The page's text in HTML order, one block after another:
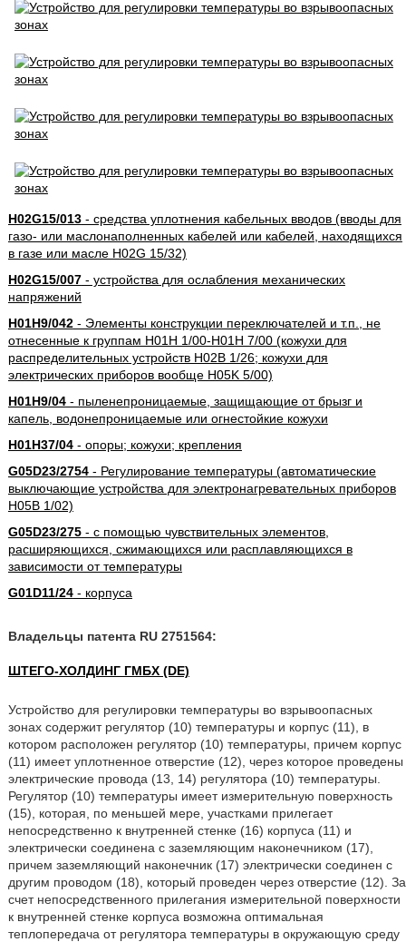
H02G15/013- средства уплотнения кабельных вводов (вводы для
газо- или маслонаполненных кабелей или кабелей, находящихся
в газе или масле H02G 15/32)
H02G15/007- устройства для ослабления механических
напряжений
H01H9/042- Элементы конструкции переключателей и т.п., не
отнесенные к группам H01H 1/00-H01H 7/00 (кожухи для
распределительных устройств H02B 1/26; кожухи для
электрических приборов вообще H05K 5/00)
H01H9/04- пыленепроницаемые, защищающие от брызг и
капель, водонепроницаемые или огнестойкие кожухи
H01H37/04- опоры; кожухи; крепления
G05D23/2754- Регулирование температуры (автоматические
выключающие устройства для электронагревательных приборов
H05B 1/02)
G05D23/275- с помощью чувствительных элементов,
расширяющихся, сжимающихся или расплавляющихся в
зависимости от температуры
G01D11/24- корпуса
Владельцы патента RU 2751564:
ШТЕГО-ХОЛДИНГ ГМБХ (DE)
Устройство для регулировки температуры во взрывоопасных
зонах содержит регулятор (10) температуры и корпус (11), в
котором расположен регулятор (10) температуры, причем корпус
(11) имеет уплотненное отверстие (12), через которое проведены
электрические провода (13, 14) регулятора (10) температуры.
Регулятор (10) температуры имеет измерительную поверхность
(15), которая, по меньшей мере, участками прилегает
непосредственно к внутренней стенке (16) корпуса (11) и
электрически соединена с заземляющим наконечником (17),
причем заземляющий наконечник (17) электрически соединен с
другим проводом (18), который проведен через отверстие (12). За
счет непосредственного прилегания измерительной поверхности
к внутренней стенке корпуса возможна оптимальная
теплопередача от регулятора температуры в окружающую среду